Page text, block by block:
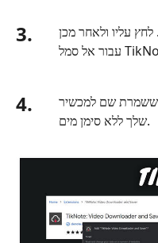
3.
. לחץ עליו ולאחר מכן
4.
ששמרת שם למכשיר
שלך ללא סימן מים.